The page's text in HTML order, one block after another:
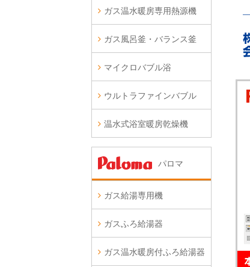
ガス温水暖房専用熱源機
ガス風呂釜・バランス釜
マイクロバブル浴
ウルトラファインバブル
温水式浴室暖房乾燥機
パロマ
ガス給湯専用機
ガスふろ給湯器
ガス温水暖房付ふろ給湯器